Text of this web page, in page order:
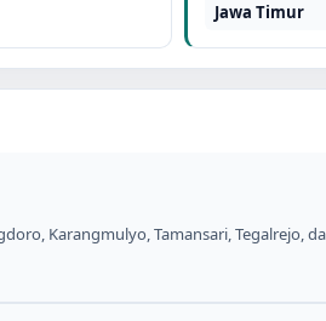
Jawa Timur
Karangmulyo, Tamansari, Tegalrejo,